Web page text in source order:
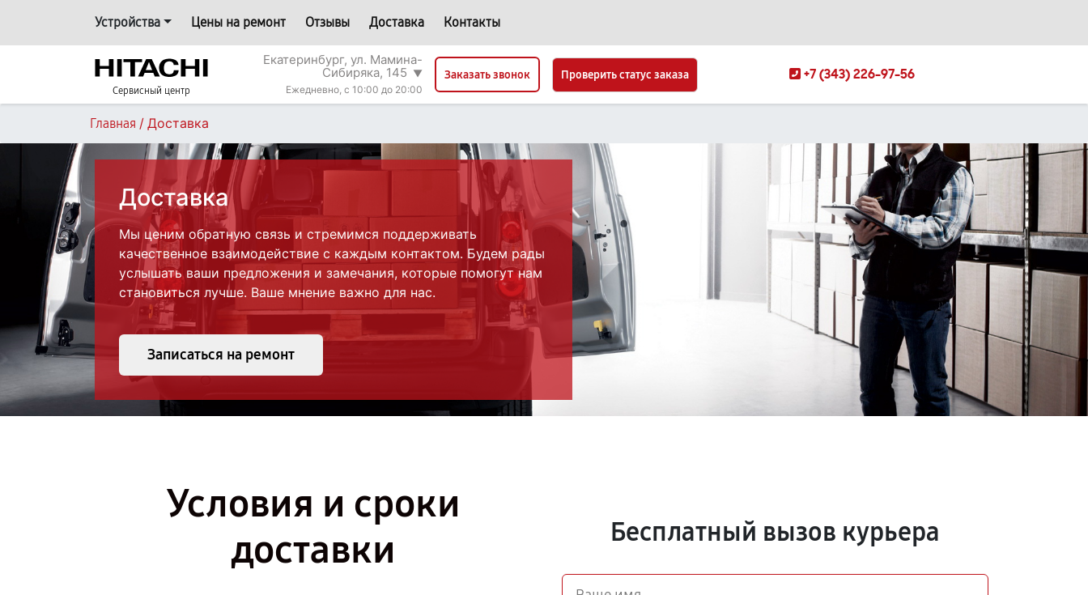
Устройства Цены на ремонт Отзывы Доставка Контакты
Сервисный центр
Екатеринбург, ул. Мамина-
Сибиряка, 145 ▼
Ежедневно, с 10:00 до 20:00
Заказать звонок Проверить статус заказа +7 (343) 226-97-56
Главная / Доставка
Доставка
Мы ценим обратную связь и стремимся поддерживать
качественное взаимодействие с каждым контактом. Будем рады
услышать ваши предложения и замечания, которые помогут нам
становиться лучше. Ваше мнение важно для нас.
Записаться на ремонт
Условия и сроки
доставки
Бесплатный вызов курьера